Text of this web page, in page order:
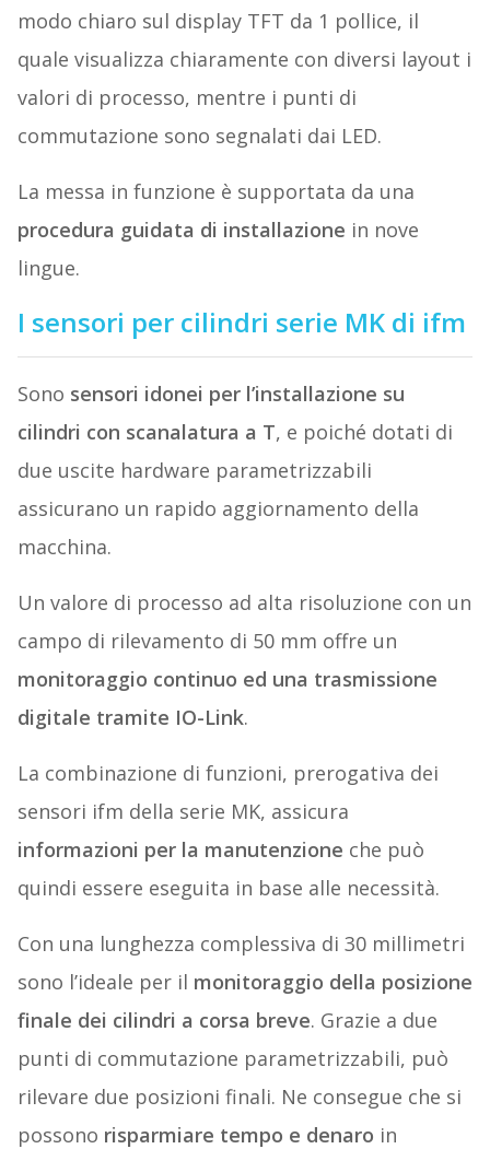
modo chiaro sul display TFT da 1 pollice, il
quale visualizza chiaramente con diversi layout i
valori di processo, mentre i punti di
commutazione sono segnalati dai LED.
La messa in funzione è supportata da una
procedura guidata di installazione in nove
lingue.
I sensori per cilindri serie MK di ifm
Sono sensori idonei per l’installazione su
cilindri con scanalatura a T, e poiché dotati di
due uscite hardware parametrizzabili
assicurano un rapido aggiornamento della
macchina.
Un valore di processo ad alta risoluzione con un
campo di rilevamento di 50 mm offre un
monitoraggio continuo ed una trasmissione
digitale tramite IO-Link.
La combinazione di funzioni, prerogativa dei
sensori ifm della serie MK, assicura
informazioni per la manutenzione che può
quindi essere eseguita in base alle necessità.
Con una lunghezza complessiva di 30 millimetri
sono l’ideale per il monitoraggio della posizione
finale dei cilindri a corsa breve. Grazie a due
punti di commutazione parametrizzabili, può
rilevare due posizioni finali. Ne consegue che si
possono risparmiare tempo e denaro in